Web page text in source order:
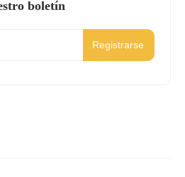
boletín
Registrarse